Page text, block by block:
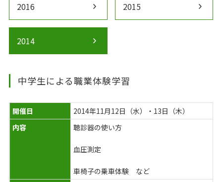
2016 chevron_right 2015 chevron_right
2014 chevron_right
中学生による職業体験学習
開催日
2014年11月12日（水）・13日（木）
内容
聴診器の使い方
血圧測定
車椅子の乗車体験 など